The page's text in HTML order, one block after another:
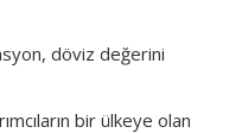
döviz değerini
bir ülkeye olan